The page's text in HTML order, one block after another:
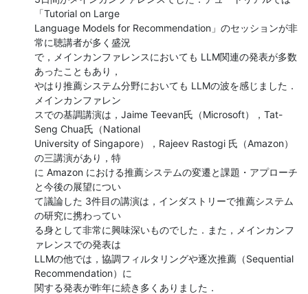
「Tutorial on Large
Language Models for Recommendation」のセッションが非
常に聴講者が多く盛況
で，メインカンファレンスにおいても LLM関連の発表が多数
あったこともあり，
やはり推薦システム分野においても LLMの波を感じました．
メインカンファレン
スでの基調講演は，Jaime Teevan氏（Microsoft），Tat-
Seng Chua氏（National
University of Singapore），Rajeev Rastogi 氏（Amazon）
の三講演があり，特
に Amazon における推薦システムの変遷と課題・アプローチ
と今後の展望につい
て議論した 3件目の講演は，インダストリーで推薦システム
の研究に携わってい
る身として非常に興味深いものでした．また，メインカンフ
ァレンスでの発表は
LLMの他では，協調フィルタリングや逐次推薦（Sequential
Recommendation）に
関する発表が昨年に続き多くありました．